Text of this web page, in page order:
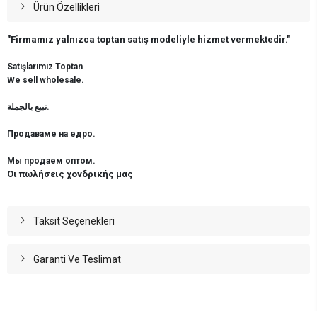
Ürün Özellikleri
"Firmamız yalnızca toptan satış modeliyle hizmet vermektedir."
Satışlarımız Toptan
We sell wholesale.
نبيع بالجملة.
Продаваме на едро.
Мы продаем оптом.
Οι πωλήσεις χονδρικής μας
Taksit Seçenekleri
Garanti Ve Teslimat